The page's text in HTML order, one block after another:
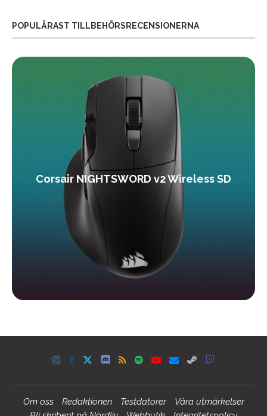
POPULÄRAST TILLBEHÖRSRECENSIONERNA
Corsair NIGHTSWORD v2 Wireless SD
Om oss Redaktionen Testdatorer
Våra utmärkelser